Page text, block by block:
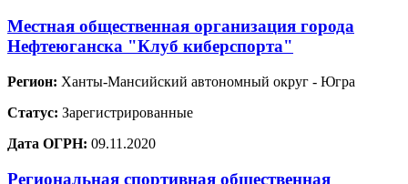
Местная общественная организация города
Нефтеюганска "Клуб киберспорта"
Регион: Ханты-Мансийский автономный округ - Югра
Статус: Зарегистрированные
Дата ОГРН: 09.11.2020
Региональная спортивная общественная